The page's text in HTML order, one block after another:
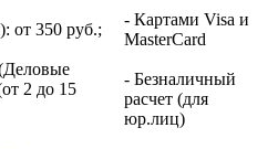
от 350 руб.;
2 до 15
- Картами Visa и
MasterCard
- Безналичный
расчет (для
юр.лиц)